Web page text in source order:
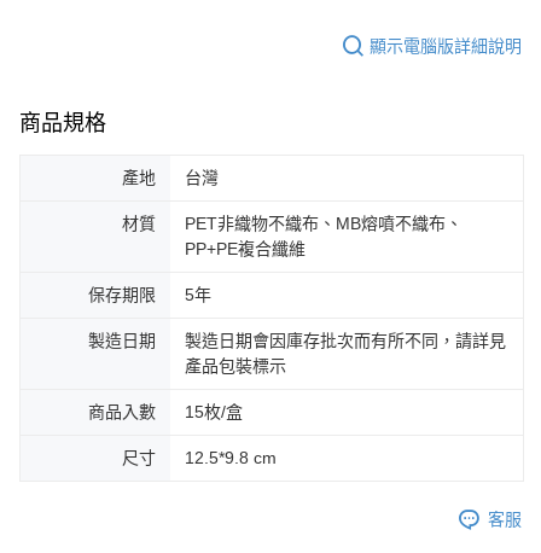
顯示電腦版詳細說明
商品規格
產地 台灣
材質
PET非織物不織布、MB熔噴不織布、
PP+PE複合纖維
保存期限 5年
製造日期
製造日期會因庫存批次而有所不同，請詳見
產品包裝標示
商品入數 15枚/盒
尺寸 12.5*9.8 cm
客服